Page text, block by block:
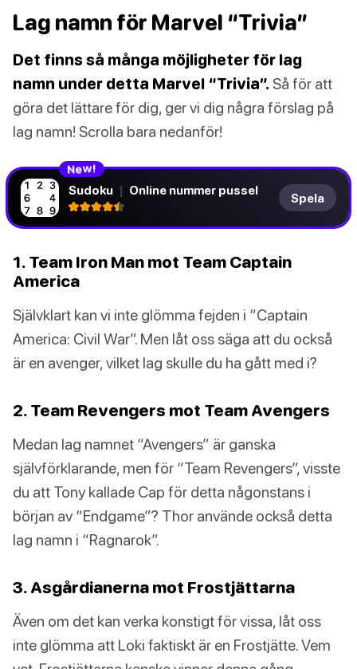
Lag namn för Marvel “Trivia”
Det finns så många möjligheter för lag
namn under detta Marvel “Trivia”. Så för att
göra det lättare för dig, ger vi dig några förslag på
lag namn! Scrolla bara nedanför!
New!
Sudoku | Online nummer pussel
Spela
1. Team Iron Man mot Team Captain
America
Självklart kan vi inte glömma fejden i “Captain
America: Civil War”. Men låt oss säga att du också
är en avenger, vilket lag skulle du ha gått med i?
2. Team Revengers mot Team Avengers
Medan lag namnet “Avengers” är ganska
självförklarande, men för “Team Revengers”, visste
du att Tony kallade Cap för detta någonstans i
början av “Endgame”? Thor använde också detta
lag namn i “Ragnarok”.
3. Asgårdianerna mot Frostjättarna
Även om det kan verka konstigt för vissa, låt oss
inte glömma att Loki faktiskt är en Frostjätte. Vem